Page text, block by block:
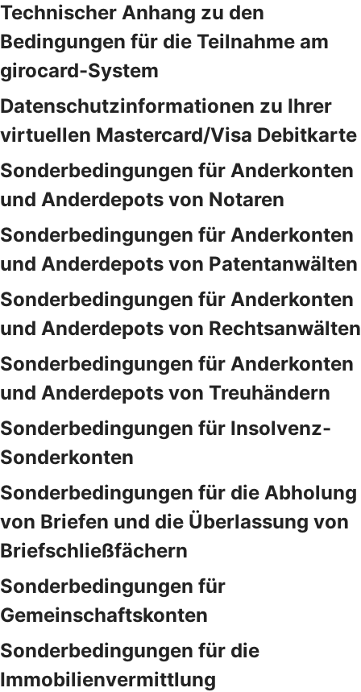
Technischer Anhang zu den
Bedingungen für die Teilnahme am
girocard-System
Datenschutzinformationen zu Ihrer
virtuellen Mastercard/Visa Debitkarte
Sonderbedingungen für Anderkonten
und Anderdepots von Notaren
Sonderbedingungen für Anderkonten
und Anderdepots von Patentanwälten
Sonderbedingungen für Anderkonten
und Anderdepots von Rechtsanwälten
Sonderbedingungen für Anderkonten
und Anderdepots von Treuhändern
Sonderbedingungen für Insolvenz-
Sonderkonten
Sonderbedingungen für die Abholung
von Briefen und die Überlassung von
Briefschließfächern
Sonderbedingungen für
Gemeinschaftskonten
Sonderbedingungen für die
Immobilienvermittlung